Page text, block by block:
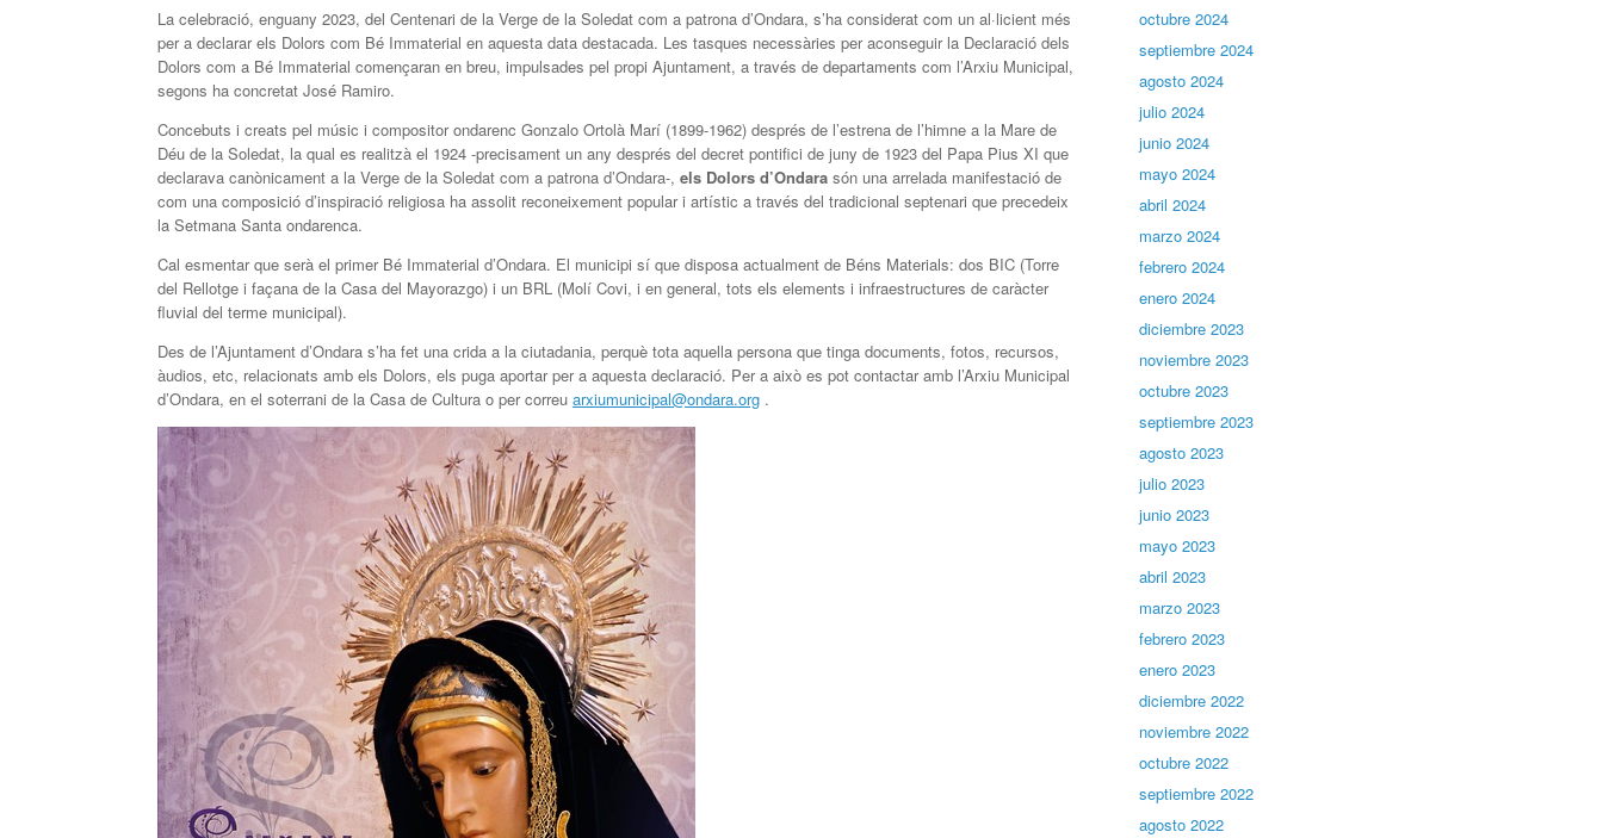
La celebració, enguany 2023, del Centenari de la Verge de la Soledat com a patrona d’Ondara, s’ha considerat com un al·licient més
per a declarar els Dolors com Bé Immaterial en aquesta data destacada. Les tasques necessàries per aconseguir la Declaració dels
Dolors com a Bé Immaterial començaran en breu, impulsades pel propi Ajuntament, a través de departaments com l’Arxiu Municipal,
segons ha concretat José Ramiro.
Concebuts i creats pel músic i compositor ondarenc Gonzalo Ortolà Marí (1899-1962) després de l’estrena de l’himne a la Mare de
Déu de la Soledat, la qual es realitzà el 1924 -precisament un any després del decret pontifici de juny de 1923 del Papa Pius XI que
declarava canònicament a la Verge de la Soledat com a patrona d’Ondara-, els Dolors d’Ondara són una arrelada manifestació de
com una composició d’inspiració religiosa ha assolit reconeixement popular i artístic a través del tradicional septenari que precedeix
la Setmana Santa ondarenca.
Cal esmentar que serà el primer Bé Immaterial d’Ondara. El municipi sí que disposa actualment de Béns Materials: dos BIC (Torre
del Rellotge i façana de la Casa del Mayorazgo) i un BRL (Molí Covi, i en general, tots els elements i infraestructures de caràcter
fluvial del terme municipal).
Des de l’Ajuntament d’Ondara s’ha fet una crida a la ciutadania, perquè tota aquella persona que tinga documents, fotos, recursos,
àudios, etc, relacionats amb els Dolors, els puga aportar per a aquesta declaració. Per a això es pot contactar amb l’Arxiu Municipal
d’Ondara, en el soterrani de la Casa de Cultura o per correu arxiumunicipal@ondara.org .
octubre 2024
septiembre 2024
agosto 2024
julio 2024
junio 2024
mayo 2024
abril 2024
marzo 2024
febrero 2024
enero 2024
diciembre 2023
noviembre 2023
octubre 2023
septiembre 2023
agosto 2023
julio 2023
junio 2023
mayo 2023
abril 2023
marzo 2023
febrero 2023
enero 2023
diciembre 2022
noviembre 2022
octubre 2022
septiembre 2022
agosto 2022